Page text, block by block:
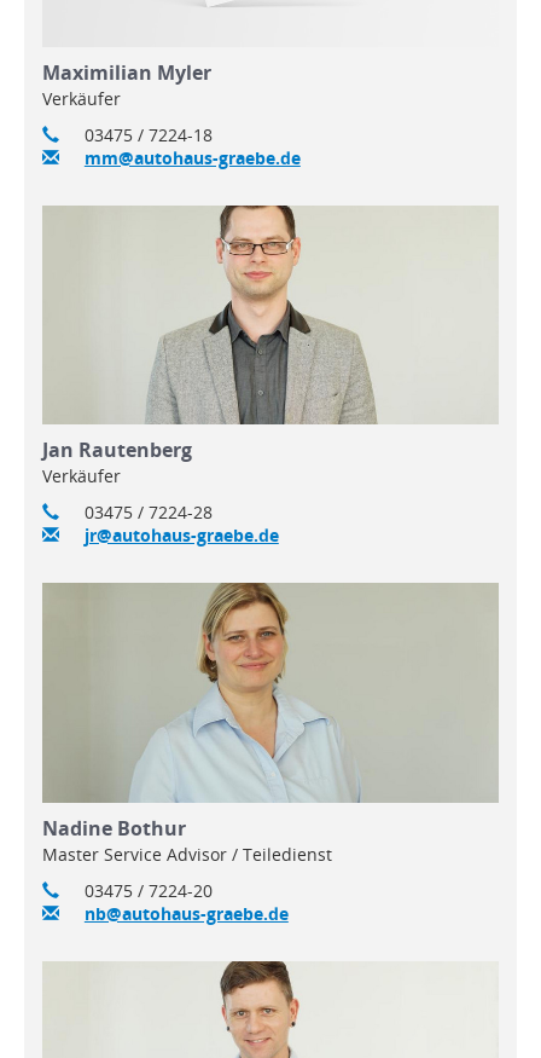
Maximilian Myler
Verkäufer
03475 / 7224-18
mm@autohaus-graebe.de
Jan Rautenberg
Verkäufer
03475 / 7224-28
jr@autohaus-graebe.de
Nadine Bothur
Master Service Advisor / Teiledienst
03475 / 7224-20
nb@autohaus-graebe.de